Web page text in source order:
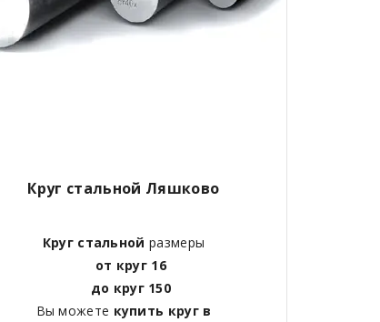
Круг стальной Ляшково
Круг стальной размеры
от круг 16
до круг 150
Вы можете купить круг в